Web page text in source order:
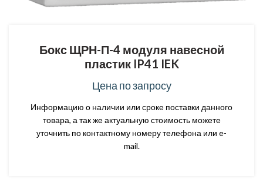
Бокс ЩРН-П-4 модуля навесной
пластик IP41 IEK
Цена по запросу
Информацию о наличии или сроке поставки данного
товара, а так же актуальную стоимость можете
уточнить по контактному номеру телефона или e-
mail.